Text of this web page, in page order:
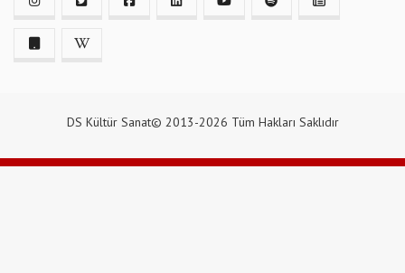
DS Kültür Sanat© 2013-2026 Tüm Hakları Saklıdır